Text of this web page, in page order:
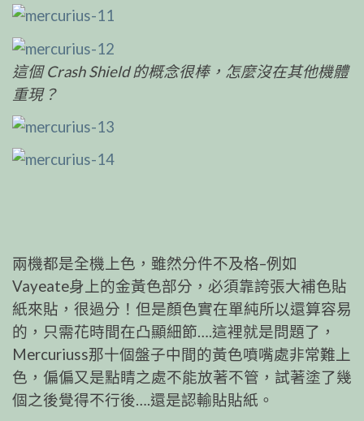
這個 Crash Shield 的概念很棒，怎麼沒在其他機體
重現？
兩機都是全機上色，雖然分件不及格–例如
Vayeate身上的金黃色部分，必須靠誇張大補色貼
紙來貼，很過分！但是顏色實在單純所以還算容易
的，只需花時間在凸顯細節….這裡就是問題了，
Mercuriuss那十個盤子中間的黃色噴嘴處非常難上
色，偏偏又是點睛之處不能放著不管，試著塗了幾
個之後覺得不行後….還是認輸貼貼紙。